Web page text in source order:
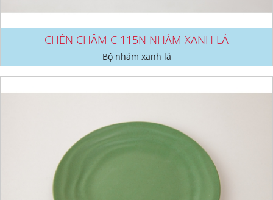
CHÉN CHẤM C 115N NHÁM XANH LÁ
Bộ nhám xanh lá